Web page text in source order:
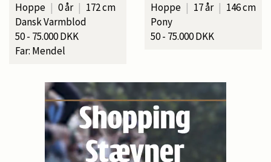
Hoppe | 0 år | 172 cm
Dansk Varmblod
50 - 75.000 DKK
Far: Mendel
Hoppe | 17 år | 146 cm
Pony
50 - 75.000 DKK